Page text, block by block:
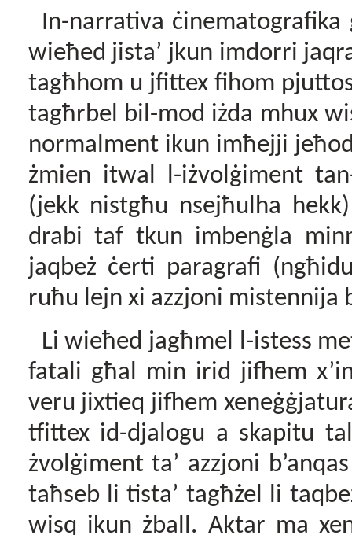
In-narrativa
wieħed jista’ jkun imdorri
tagħhom u jfittex fihom
tagħrbel bil-mod iżda mhux
normalment ikun imħejji
żmien itwal l-iżvolġiment
(jekk nistgħu nsejħulha
drabi taf tkun imbenġla
jaqbeż ċerti paragrafi
ruħu lejn xi azzjoni mistennija
Li wieħed jagħmel l-istess
fatali għal min irid jifhem
veru jixtieq jifhem
tfittex id-djalogu a skapitu tal
żvolġiment ta’ azzjoni
taħseb li tista’ tagħżel li
wisq ikun żball. Aktar ma